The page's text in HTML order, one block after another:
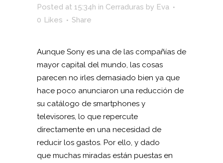
Posted at 15:34h in Cerraduras by Eva
0 Likes Share
Aunque Sony es una de las compañías de
mayor capital del mundo, las cosas
parecen no irles demasiado bien ya que
hace poco anunciaron una reducción de
su catálogo de smartphones y
televisores, lo que repercute
directamente en una necesidad de
reducir los gastos. Por ello, y dado
que muchas miradas están puestas en